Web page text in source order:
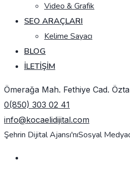
Video & Grafik
SEO ARAÇLARI
Kelime Sayacı
BLOG
İLETIŞIM
Ömerağa Mah. Fethiye Cad.
0(850) 303 02 41
info@kocaelidijital.com
Şehrin Dijital Ajansı'nıSosyal